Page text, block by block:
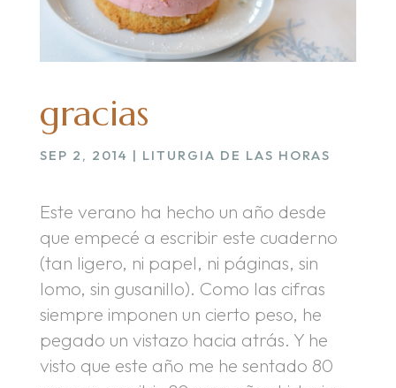
gracias
SEP 2, 2014 | LITURGIA DE LAS HORAS
Este verano ha hecho un año desde
que empecé a escribir este cuaderno
(tan ligero, ni papel, ni páginas, sin
lomo, sin gusanillo). Como las cifras
siempre imponen un cierto peso, he
pegado un vistazo hacia atrás. Y he
visto que este año me he sentado 80